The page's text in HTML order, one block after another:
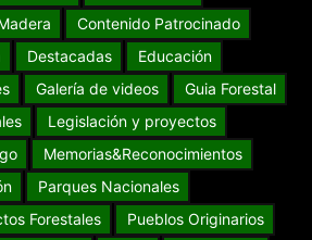
Contenido Patrocinado
Destacadas
Educación
Galería de videos
Guia Forestal
Legislación y proyectos
Memorias&Reconocimientos
Parques Nacionales
Forestales
Pueblos Originarios